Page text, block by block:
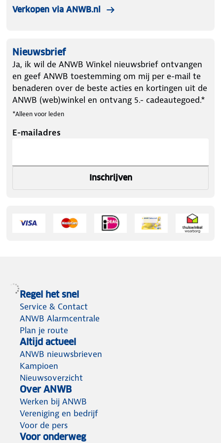
Verkopen via ANWB.nl
Nieuwsbrief
Ja, ik wil de ANWB Winkel nieuwsbrief ontvangen
en geef ANWB toestemming om mij per e-mail te
benaderen over de beste acties en kortingen uit de
ANWB (web)winkel en ontvang 5.- cadeautegoed.*
*Alleen voor leden
E-mailadres
Inschrijven
Regel het snel
Service & Contact
ANWB Alarmcentrale
Plan je route
Altijd actueel
ANWB nieuwsbrieven
Kampioen
Nieuwsoverzicht
Over ANWB
Werken bij ANWB
Vereniging en bedrijf
Voor de pers
Voor onderweg